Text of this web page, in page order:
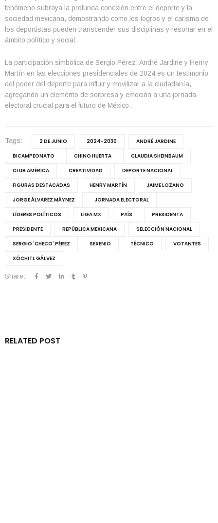
fenómeno subraya la profunda conexión entre el deporte y la
sociedad mexicana, demostrando como los logros y el carisma de
los deportistas pueden transcender sus disciplinas y resonar en el
ámbito político y social.
La participación simbólica de Sergio Pérez, André Jardine y Henry
Martín en las elecciones presidenciales de 2024 es un testimonio
del poder del deporte para influir y movilizar a la ciudadanía,
agregando un elemento de sorpresa y emoción a una jornada
electoral crucial para el futuro de México.
Tags: 2 DE JUNIO 2024-2030
ANDRÉ JARDINE
BICAMPEONATO
CHINO HUERTA
CLAUDIA SHEINBAUM
CLUB AMÉRICA
CREATIVIDAD
DEPORTE NACIONAL
FIGURAS DESTACADAS
HENRY MARTÍN
JAIME LOZANO
JORGE ÁLVAREZ MÁYNEZ
JORNADA ELECTORAL
LÍDERES POLÍTICOS
LIGA MX PAÍS
PRESIDENTA
PRESIDENTE
REPÚBLICA MEXICANA
SELECCIÓN NACIONAL
SERGIO 'CHECO' PÉREZ
SEXENIO TÉCNICO
VOTANTES
XÓCHITL GÁLVEZ
Share:
RELATED POST